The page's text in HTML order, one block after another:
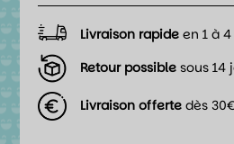
Livraison rapide en 1 à
Retour possible sous 14
Livraison offerte dès